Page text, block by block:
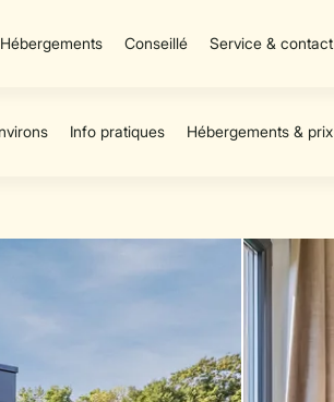
Hébergements Conseillé Service & contact